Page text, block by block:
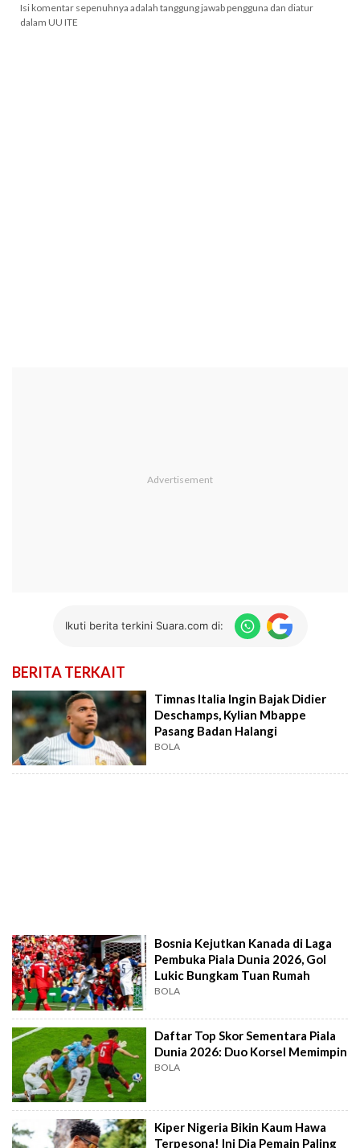
Isi komentar sepenuhnya adalah tanggung jawab pengguna dan diatur
dalam UU ITE
Ikuti berita terkini Suara.com di:
BERITA TERKAIT
Timnas Italia Ingin Bajak Didier
Deschamps, Kylian Mbappe
Pasang Badan Halangi
BOLA
Bosnia Kejutkan Kanada di Laga
Pembuka Piala Dunia 2026, Gol
Lukic Bungkam Tuan Rumah
BOLA
Daftar Top Skor Sementara Piala
Dunia 2026: Duo Korsel Memimpin
BOLA
Kiper Nigeria Bikin Kaum Hawa
Terpesona! Ini Dia Pemain Paling